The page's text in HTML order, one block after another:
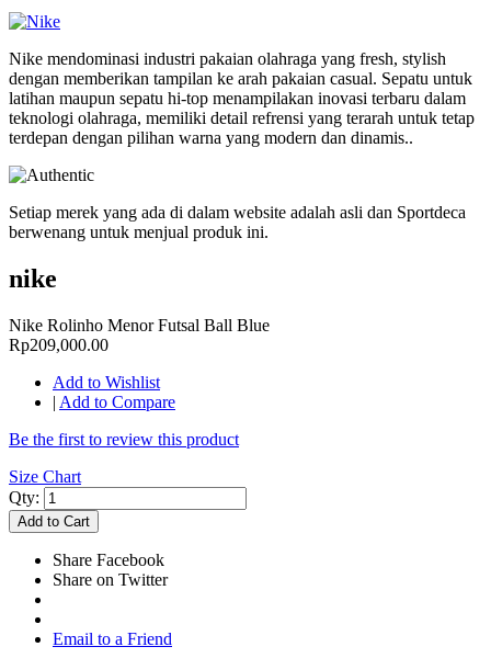
Nike mendominasi industri pakaian olahraga yang fresh, stylish
dengan memberikan tampilan ke arah pakaian casual. Sepatu untuk
latihan maupun sepatu hi-top menampilakan inovasi terbaru dalam
teknologi olahraga, memiliki detail refrensi yang terarah untuk tetap
terdepan dengan pilihan warna yang modern dan dinamis..
Setiap merek yang ada di dalam website adalah asli dan Sportdeca
berwenang untuk menjual produk ini.
nike
Nike Rolinho Menor Futsal Ball Blue
Rp209,000.00
Add to Wishlist
| Add to Compare
Be the first to review this product
Size Chart
Qty:
Add to Cart
Share Facebook
Share on Twitter
Email to a Friend